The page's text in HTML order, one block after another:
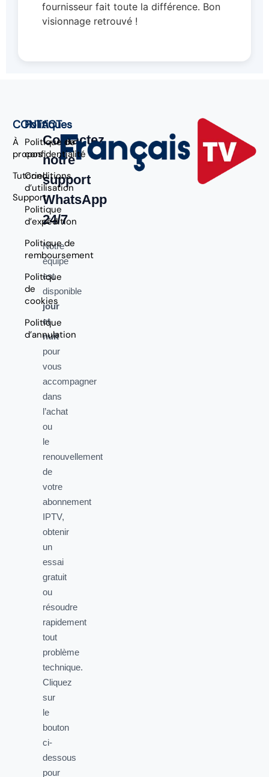
fournisseur fait toute la différence. Bon
visionnage retrouvé !
CONTACT
À
propos
Tutoriel
Support
Politiques
Politique de
confidentialité
Conditions
d’utilisation
Politique
d’expédition
Politique de
remboursement
Politique
de
cookies
Politique
d’annulation
Contactez
notre
support
WhatsApp
24/7
Notre
équipe
est
disponible
jour
et
nuit
pour
vous
accompagner
dans
l’achat
ou
le
renouvellement
de
votre
abonnement
IPTV,
obtenir
un
essai
gratuit
ou
résoudre
rapidement
tout
problème
technique.
Cliquez
sur
le
bouton
ci-
dessous
pour